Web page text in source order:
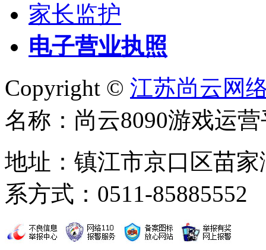
家长监护
电子营业执照
Copyright © 江苏尚云网
名称：尚云8090游戏运
地址：镇江市京口区苗
系方式：0511-85885552